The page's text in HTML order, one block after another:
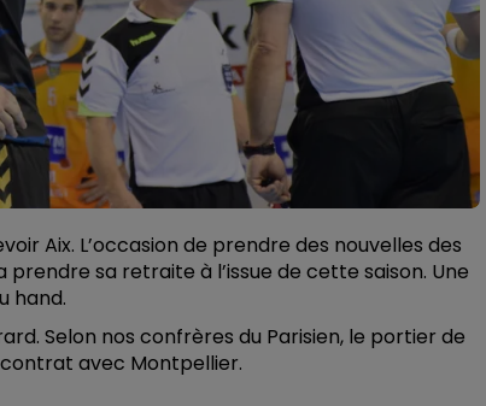
Aix. L’occasion de prendre des nouvelles des
prendre sa retraite à l’issue de cette saison. Une
hand.
Selon nos confrères du Parisien, le portier de
contrat avec Montpellier.